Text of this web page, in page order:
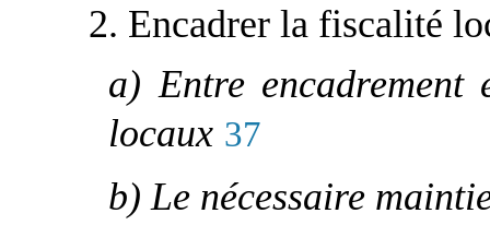
2. Encadrer la fiscalité
a) Entre encadrement
locaux 37
b) Le nécessaire